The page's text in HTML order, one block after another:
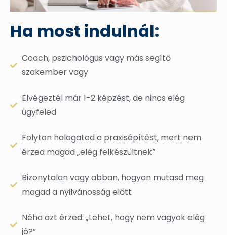
Ha most indulnál:
Coach, pszichológus vagy más segítő
szakember vagy
Elvégeztél már 1-2 képzést, de nincs elég
ügyfeled
Folyton halogatod a praxisépítést, mert nem
érzed magad „elég felkészültnek”
Bizonytalan vagy abban, hogyan mutasd meg
magad a nyilvánosság előtt
Néha azt érzed: „Lehet, hogy nem vagyok elég
jó?”